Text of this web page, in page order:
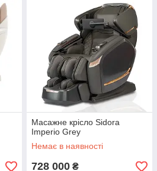
Масажне крісло Sidora
Imperio Grey
Немає в наявності
728 000 ₴